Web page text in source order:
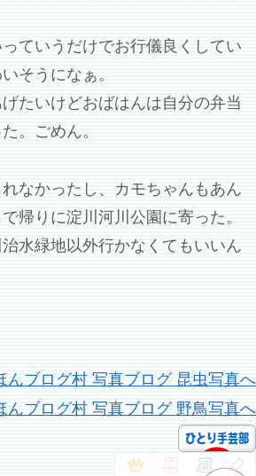
ていうだけでお行儀良くしてい
そうになぁ。
たいけどおばはんは自分の弁当
。ごめん。
なかったし、カモちゃんもあん
帰りに淀川河川公園に寄った。
水緑地以外行かなくてもいいん